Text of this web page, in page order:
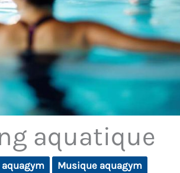
aquatique
Musique aquagym